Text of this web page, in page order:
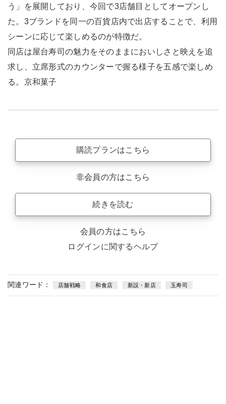
う」を展開しており、今回で3店舗目としてオープンし
た。3ブランドを同一の百貨店内で出店することで、利用
シーンに応じて楽しめるのが特徴だ。
同店は屋台寿司の魅力をそのままにおいしさと映えを追
求し、立席形式のカウンターで握る様子を五感で楽しめ
る。京和菓子
購読プランはこちら
非会員の方はこちら
続きを読む
会員の方はこちら
ログインに関するヘルプ
関連ワード： 店舗戦略 和食店 新設・新店 玉寿司